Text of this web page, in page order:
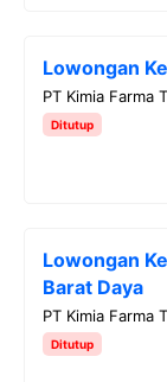
Lowongan
PT Kimia Farma
Ditutup
Lowongan
Barat Daya
PT Kimia Farma
Ditutup